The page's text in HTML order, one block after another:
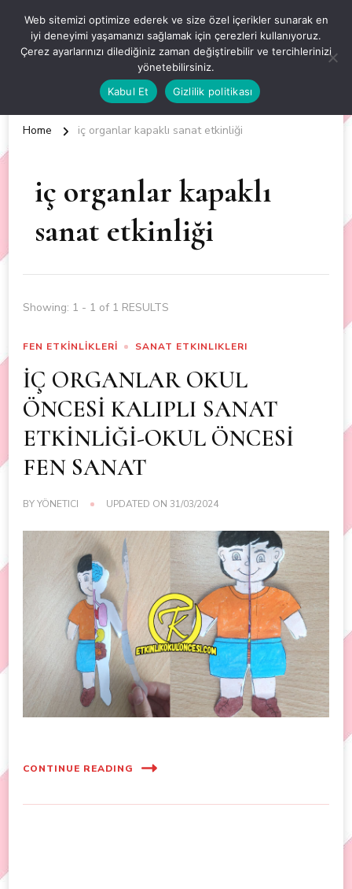
OKUL ÖNCESİ ETKİNLİKLER
EN YENİ VE ÖZGÜN OKUL ÖNCESİ ETKİNLİKLERİ
Home iç organlar kapaklı sanat etkinliği
iç organlar kapaklı
sanat etkinliği
Showing: 1 - 1 of 1 RESULTS
FEN ETKİNLİKLERİ SANAT ETKINLIKLERI
İÇ ORGANLAR OKUL
ÖNCESİ KALIPLI SANAT
ETKİNLİĞİ-OKUL ÖNCESİ
FEN SANAT
BYYÖNETICI UPDATED ON 31/03/2024
CONTINUE READING
Web sitemizi optimize ederek ve size özel içerikler sunarak en
iyi deneyimi yaşamanızı sağlamak için çerezleri kullanıyoruz.
Çerez ayarlarınızı dilediğiniz zaman değiştirebilir ve tercihlerinizi
yönetebilirsiniz.
Kabul Et
Gizlilik politikası